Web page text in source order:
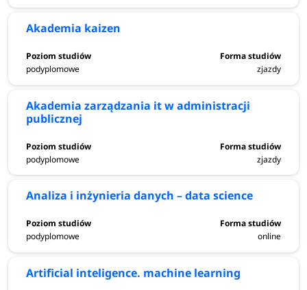
Nowy Targ
Rybnik
Słupsk
Żywiec
Akademia kaizen
podyplomowe zjazdy
Akademia zarządzania it w administracji
publicznej
podyplomowe zjazdy
Analiza i inżynieria danych – data science
podyplomowe online
Artificial inteligence. machine learning